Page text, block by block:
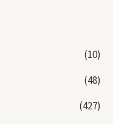
(10)
(48)
(427)